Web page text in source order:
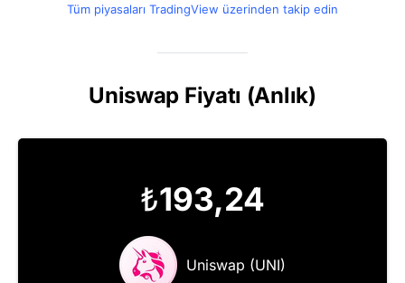
Tüm piyasaları TradingView üzerinden takip edin
Uniswap Fiyatı (Anlık)
₺193,24
Uniswap (UNI)